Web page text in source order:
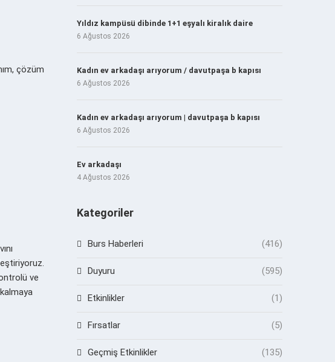
çözüm
ve
Yıldız kampüsü dibinde 1+1 eşyalı kiralık daire
6 Ağustos 2026
Kadın ev arkadaşı arıyorum / davutpaşa b kapısı
6 Ağustos 2026
Kadın ev arkadaşı arıyorum | davutpaşa b kapısı
6 Ağustos 2026
Ev arkadaşı
4 Ağustos 2026
Kategoriler
Burs Haberleri (416)
Duyuru (595)
Etkinlikler (1)
Fırsatlar (5)
Geçmiş Etkinlikler (135)